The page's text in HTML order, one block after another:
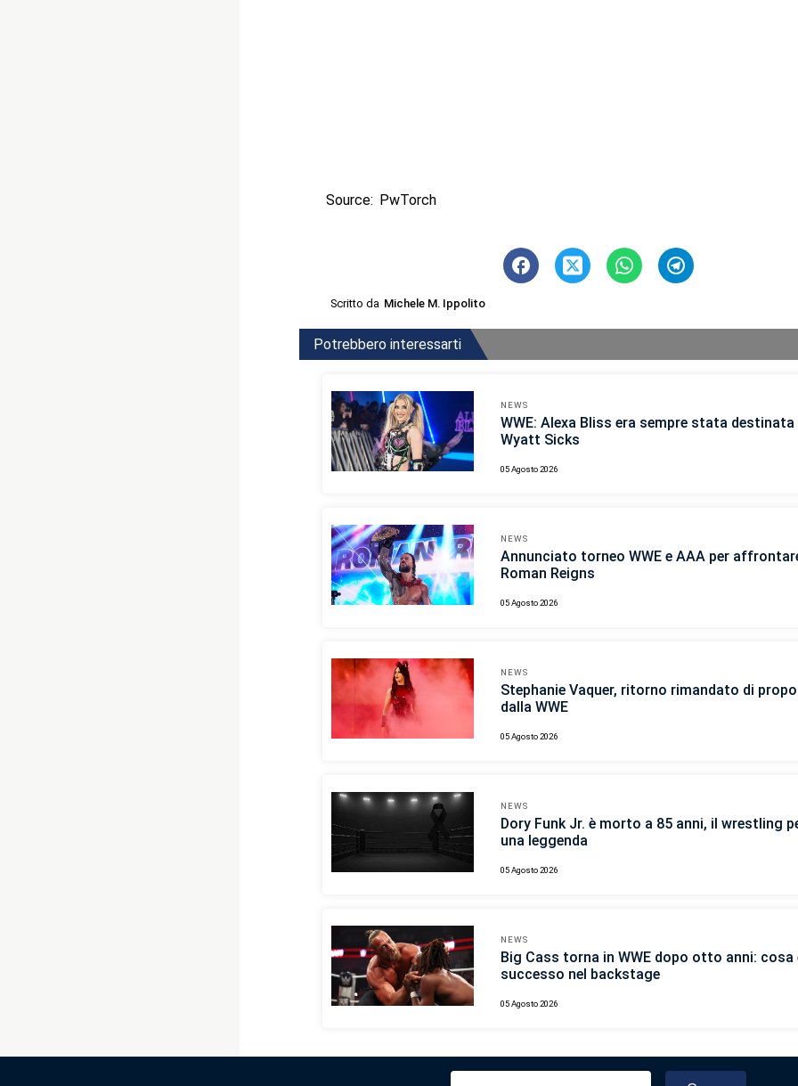
Source: PwTorch
Scritto da Michele M. Ippolito
Potrebbero interessarti
NEWS
WWE: Alexa Bliss era sempre stata destinata
Wyatt Sicks
05 Agosto 2026
NEWS
Annunciato torneo WWE e AAA per
Roman Reigns
05 Agosto 2026
NEWS
Stephanie Vaquer, ritorno rimandato di
dalla WWE
05 Agosto 2026
NEWS
Dory Funk Jr. è morto a 85 anni, il wrestling
una leggenda
05 Agosto 2026
NEWS
Big Cass torna in WWE dopo otto anni: cosa
successo nel backstage
05 Agosto 2026